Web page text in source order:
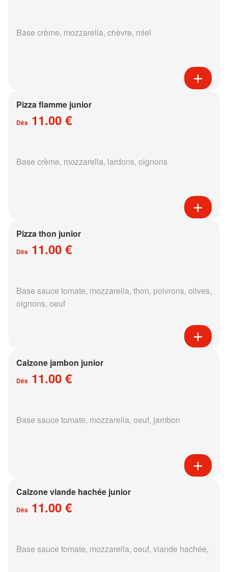
Base crème, mozzarella, chèvre, miel
Pizza flamme junior
Dès 11.00 €
Base crème, mozzarella, lardons, oignons
Pizza thon junior
Dès 11.00 €
Base sauce tomate, mozzarella, thon, poivrons, olives,
oignons, oeuf
Calzone jambon junior
Dès 11.00 €
Base sauce tomate, mozzarella, oeuf, jambon
Calzone viande hachée junior
Dès 11.00 €
Base sauce tomate, mozzarella, oeuf, viande hachée,